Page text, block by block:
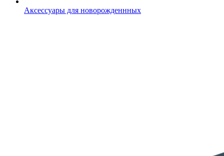
Аксессуары для новорожденнных